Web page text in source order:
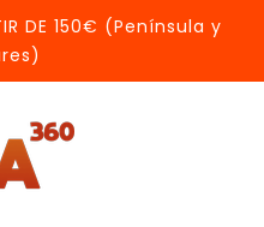
DE 150€ (Península y